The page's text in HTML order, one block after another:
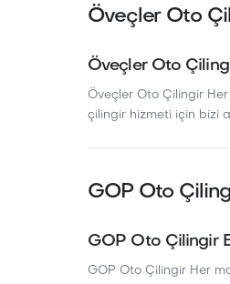
Öveçler Oto
Öveçler Oto
Öveçler Oto Çilingir Her
çilingir hizmeti için bizi
GOP Oto
GOP Oto Çilingir
GOP Oto Çilingir Her